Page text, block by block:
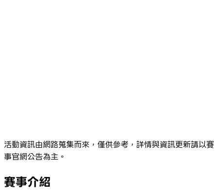
活動資訊由網路蒐集而來，僅供參考，詳情與資訊更新請以賽
事官網公告為主。
賽事介紹